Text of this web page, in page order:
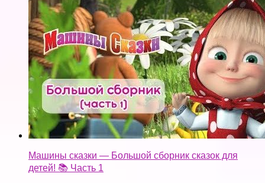
Машины сказки — Большой сборник сказок для
детей! 📚 Часть 1